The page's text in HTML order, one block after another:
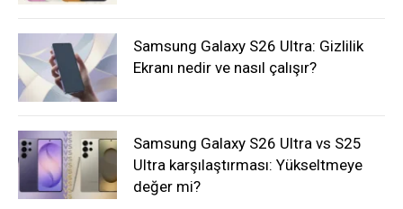
Samsung Galaxy S26 Ultra: Gizlilik
Ekranı nedir ve nasıl çalışır?
Samsung Galaxy S26 Ultra vs S25
Ultra karşılaştırması: Yükseltmeye
değer mi?